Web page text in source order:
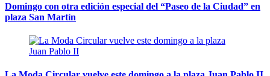
Domingo con otra edición especial del “Paseo de la Ciudad” en
plaza San Martín